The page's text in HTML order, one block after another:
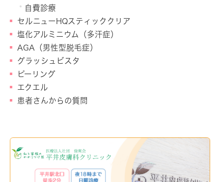
自費診療
セルニューHQスティッククリア
塩化アルミニウム（多汗症）
AGA（男性型脱毛症）
グラッシュビスタ
ピーリング
エクエル
患者さんからの質問